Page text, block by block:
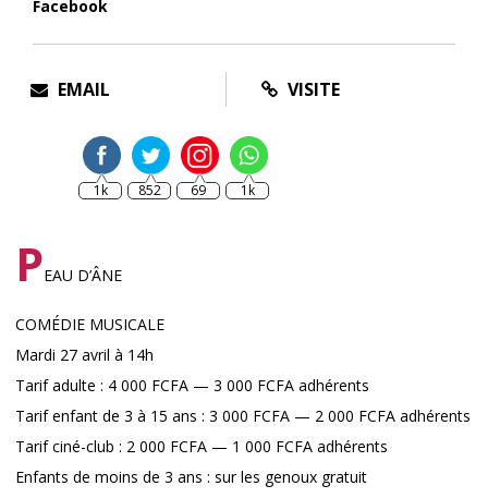
Facebook
EMAIL VISITE
1k 852 69 1k
PEAU D’ÂNE
COMÉDIE MUSICALE
Mardi 27 avril à 14h
Tarif adulte : 4 000 FCFA — 3 000 FCFA adhérents
Tarif enfant de 3 à 15 ans : 3 000 FCFA — 2 000 FCFA adhérents
Tarif ciné-club : 2 000 FCFA — 1 000 FCFA adhérents
Enfants de moins de 3 ans : sur les genoux gratuit